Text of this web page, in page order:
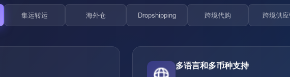
集运转运 海外仓 Dropshipping 跨境代购 跨境供应
多语言和多币种支持